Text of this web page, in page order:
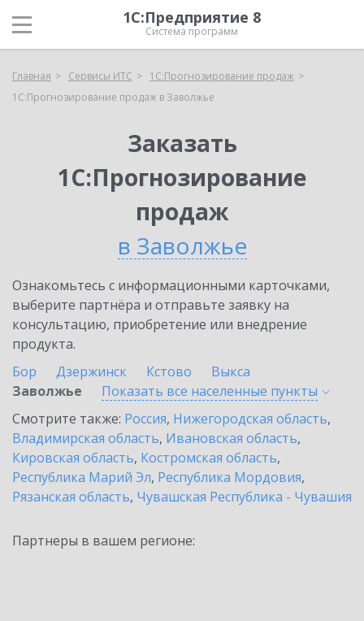
1С:Предприятие 8
Система программ
Главная Сервисы ИТС
1С:Прогнозирование продаж
1С:Прогнозирование продаж в Заволжье
Заказать
1С:Прогнозирование
продаж
в Заволжье
Ознакомьтесь с информационными карточками,
выберите партнёра и отправьте заявку на
консультацию, приобретение или внедрение
продукта.
Бор
Дзержинск Кстово
Выкса
Заволжье
Показать все населенные пункты
Смотрите также: Россия, Нижегородская область,
Владимирская область, Ивановская область,
Кировская область, Костромская область,
Республика Марий Эл, Республика Мордовия,
Рязанская область, Чувашская Республика - Чувашия
Партнеры в вашем регионе: